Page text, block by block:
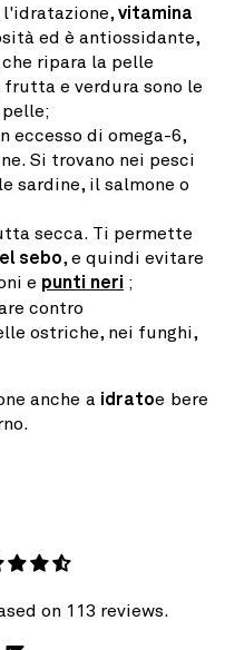
l'idratazione, vitamina
ed è antiossidante,
che ripara la pelle
e verdura sono le
eccesso di omega-6,
Si trovano nei pesci
sardine, il salmone o
secca. Ti permette
sebo, e quindi evitare
e punti neri ;
contro
ostriche, nei funghi,
anche a idratoe bere
on 113 reviews.